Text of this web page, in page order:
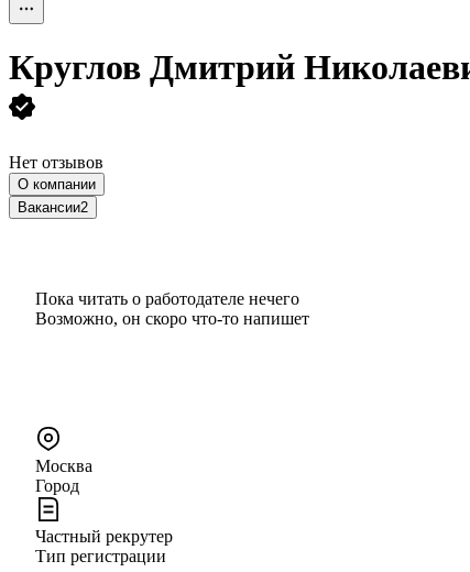
Круглов Дмитрий
Нет отзывов
О компании
Вакансии2
Пока читать о работодателе нечего
Возможно, он скоро что‑то напишет
Москва
Город
Частный рекрутер
Тип регистрации